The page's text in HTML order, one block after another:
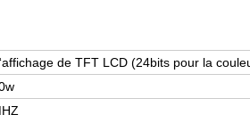
de TFT LCD (24bits pour la